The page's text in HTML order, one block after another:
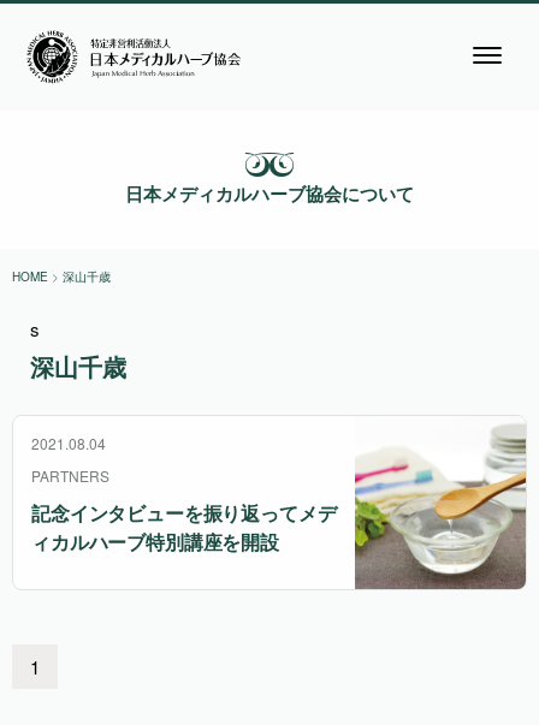
日本メディカルハーブ協会について
HOME > 深山千歳
s
深山千歳
2021.08.04
PARTNERS
記念インタビューを振り返ってメデ
ィカルハーブ特別講座を開設
1